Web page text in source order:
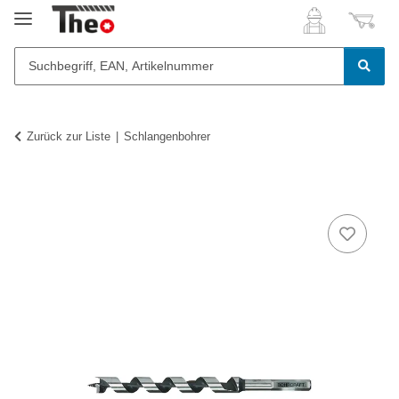
Zurück zur Liste Schlangenbohrer